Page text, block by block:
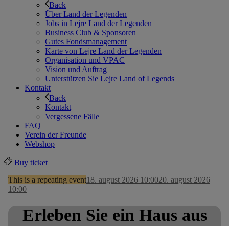
Back
Über Land der Legenden
Jobs in Lejre Land der Legenden
Business Club & Sponsoren
Gutes Fondsmanagement
Karte von Lejre Land der Legenden
Organisation und VPAC
Vision und Auftrag
Unterstützen Sie Lejre Land of Legends
Kontakt
Back
Kontakt
Vergessene Fälle
FAQ
Verein der Freunde
Webshop
Buy ticket
This is a repeating event18. august 2026 10:0020. august 2026
10:00
Erleben Sie ein Haus aus